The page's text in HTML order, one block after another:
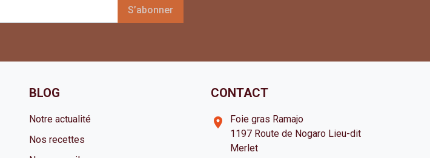
BLOG
Notre actualité
Nos recettes
CONTACT
room
Foie gras Ramajo
1197 Route de Nogaro Lieu-dit
Merlet